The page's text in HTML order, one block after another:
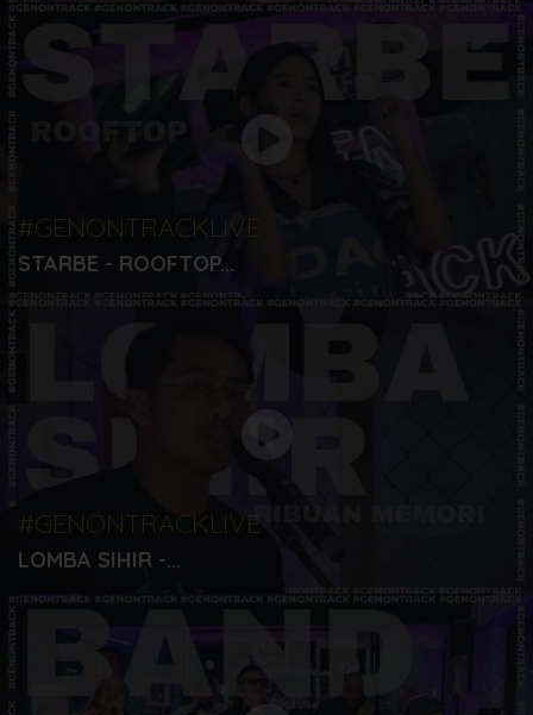
#GENONTRACKLIVE
STARBE - ROOFTOP...
#GENONTRACKLIVE
LOMBA SIHIR -...